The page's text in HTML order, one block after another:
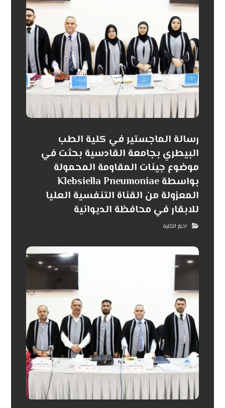
رسالة الماجستير في كلية الطب
البيطري بجامعة القادسية بحثت في
موضوع جينات المقاومة المحمولة
بواسطة Klebsiella Pneumoniae
المعزولة من القناة التنفسية العليا
للابقار في محافظة الديوانية
اخبار الكلية